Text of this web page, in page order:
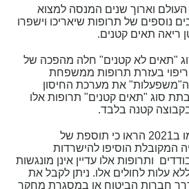
וארוך שנים המנסה למצוא
נוספים של תרופות שיאריכו וישפרו
ריאה תאים קטנים.
"תאים לא קטנים" חלה מהפכה של
בעזרת תרופות ממשפחת
ה"משפעלות" את מערכת החיסון
סוג "תאים קטנים" תרופות אלו
קטנה בלבד.
מחקרים גדולים שפרסמו ב2021 הראו כי תוספת של
המקובלת הוסיפו להישרדות
ותרופות אלו עדיין אינן מונגשות
עלות לחולים אלו. ניתן לקבל את
חברות הביטוח או במסגרת מחקר